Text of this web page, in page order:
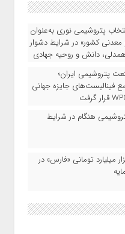
پتروشیمی نوری به‌عنوان
کشور» در شرایط دشوار
دانش و روحیه جهادی
پتروشیمی ایران؛
فینالیست‌های جایزه جهانی
هنگام در شرایط
سرمایه ۲۵ هزار میلیارد تومانی «فارس» در